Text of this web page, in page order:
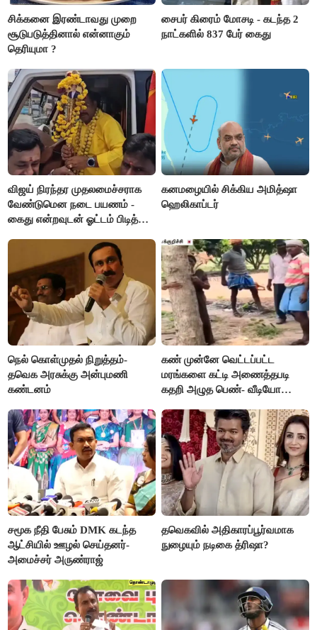
சிக்கனை இரண்டாவது முறை
சூடுபடுத்தினால் என்னாகும்
தெரியுமா ?
சைபர் கிரைம் மோசடி - கடந்த 2
நாட்களில் 837 பேர் கைது
விஜய் நிரந்தர முதலமைச்சராக
வேண்டுமென நடை பயணம் -
கைது என்றவுடன் ஓட்டம் பிடித்த
கனமழையில் சிக்கிய அமித்ஷா
ஹெலிகாப்டர்
நெல் கொள்முதல் நிறுத்தம்-
தவெக அரசுக்கு அன்புமணி
கண்டனம்
கண் முன்னே வெட்டப்பட்ட
மரங்களை கட்டி அணைத்தபடி
கதறி அழுத பெண்- வீடியோ
சமூக நீதி பேசும் DMK கடந்த
ஆட்சியில் ஊழல் செய்தனர்-
அமைச்சர் அருண்ராஜ்
தவெகவில் அதிகாரப்பூர்வமாக
நுழையும் நடிகை த்ரிஷா?